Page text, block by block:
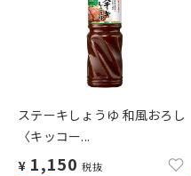
ステーキしょうゆ 和風おろし
〈キッコー...
¥ 1,150 税抜